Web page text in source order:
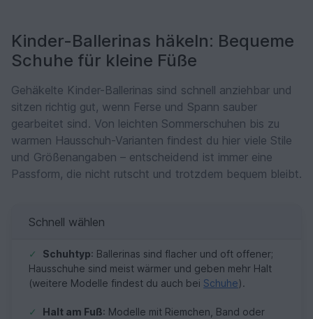
Kinder-Ballerinas häkeln: Bequeme
Schuhe für kleine Füße
Gehäkelte Kinder-Ballerinas sind schnell anziehbar und
sitzen richtig gut, wenn Ferse und Spann sauber
gearbeitet sind. Von leichten Sommerschuhen bis zu
warmen Hausschuh-Varianten findest du hier viele Stile
und Größenangaben – entscheidend ist immer eine
Passform, die nicht rutscht und trotzdem bequem bleibt.
Schnell wählen
✓ Schuhtyp: Ballerinas sind flacher und oft offener;
Hausschuhe sind meist wärmer und geben mehr Halt
(weitere Modelle findest du auch bei Schuhe).
✓ Halt am Fuß: Modelle mit Riemchen, Band oder